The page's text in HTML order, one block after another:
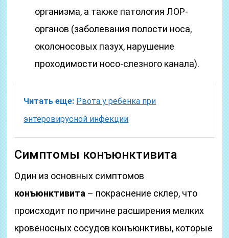
организма, а также патология ЛОР-
органов (заболевания полости носа,
околоносовых пазух, нарушение
проходимости носо-слезного канала).
Читать еще: Рвота у ребенка при
энтеровирусной инфекции
Симптомы конъюнктивита
Один из основных симптомов
конъюнктивита – покраснение склер, что
происходит по причине расширения мелких
кровеносных сосудов конъюнктивы, которые